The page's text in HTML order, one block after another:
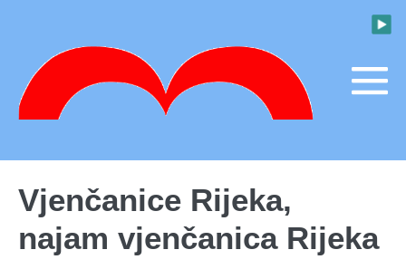
sadržaja
Vjenčanice Rijeka,
najam vjenčanica Rijeka